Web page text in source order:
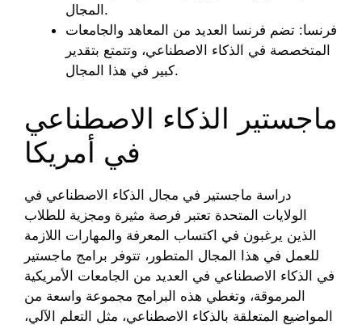
المجال.
فرنسا: تضم فرنسا العديد من المعاهد والجامعات
المتخصصة في الذكاء الاصطناعي، وتتمتع بتقدير
كبير في هذا المجال.
ماجستير الذكاء الاصطناعي
في أمريكا
دراسة ماجستير في مجال الذكاء الاصطناعي في
الولايات المتحدة تعتبر فرصة مثيرة ومجزية للطلاب
الذين يرغبون في اكتساب المعرفة والمهارات اللازمة
للعمل في هذا المجال المتطور، تتوفر برامج ماجستير
في الذكاء الاصطناعي في العديد من الجامعات الأمريكية
المرموقة، وتغطي هذه البرامج مجموعة واسعة من
المواضيع المتعلقة بالذكاء الاصطناعي، مثل التعلم الآلي،